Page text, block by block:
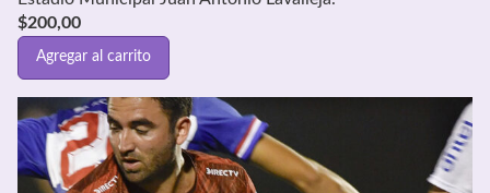
$200,00
Agregar al carrito